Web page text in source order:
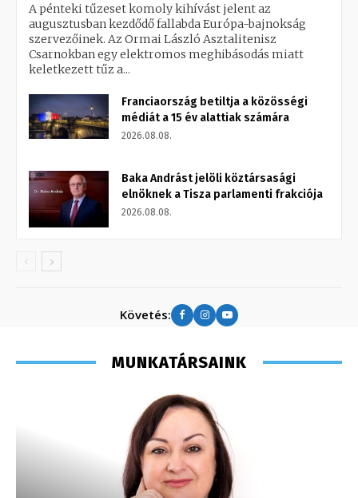
A pénteki tűzeset komoly kihívást jelent az
augusztusban kezdődő fallabda Európa-bajnokság
szervezőinek. Az Ormai László Asztalitenisz
Csarnokban egy elektromos meghibásodás miatt
keletkezett tűz a...
Franciaország betiltja a közösségi
médiát a 15 év alattiak számára
2026.08.08.
Baka Andrást jelöli köztársasági
elnöknek a Tisza parlamenti frakciója
2026.08.08.
Követés:
MUNKATÁRSAINK